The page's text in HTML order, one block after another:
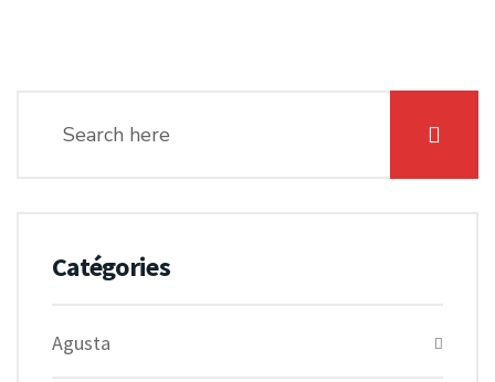
Catégories
Agusta